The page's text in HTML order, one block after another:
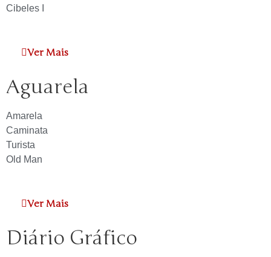
Cibeles I
Ver Mais
Aguarela
Amarela
Caminata
Turista
Old Man
Ver Mais
Diário Gráfico